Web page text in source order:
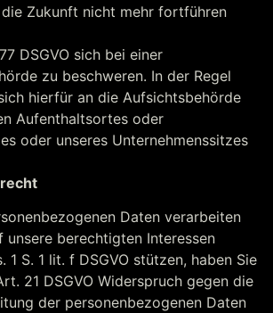
Zukunft nicht mehr fortführen
DSGVO sich bei einer
zu beschweren. In der Regel
hierfür an die Aufsichtsbehörde
Aufenthaltsortes oder
oder unseres Unternehmenssitzes
Daten verarbeiten
unsere berechtigten Interessen
1 S. 1 lit. f DSGVO stützen, haben Sie
21 DSGVO Widerspruch gegen die
der personenbezogenen Daten